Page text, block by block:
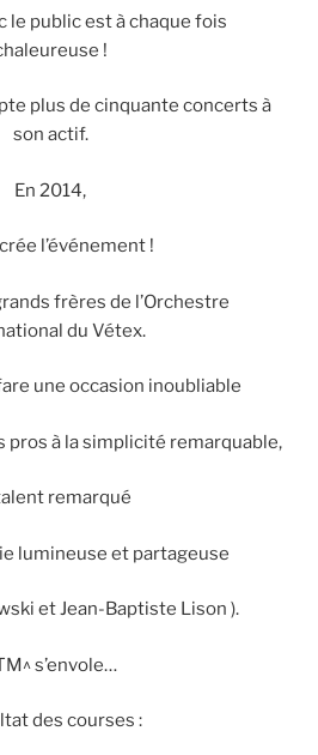
le public est à chaque fois
!
plus de cinquante concerts à
son actif.
En 2014,
l’événement !
frères de l’Orchestre
du Vétex.
une occasion inoubliable
pros à la simplicité remarquable,
remarqué
lumineuse et partageuse
et Jean-Baptiste Lison ).
s’envole…
des courses :